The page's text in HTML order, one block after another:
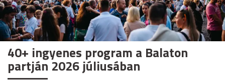
40+ ingyenes program a Balaton
partján 2026 júliusában